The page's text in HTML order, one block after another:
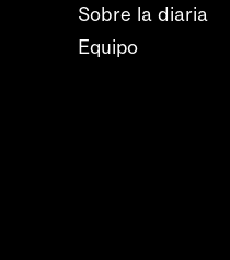
Sobre la diaria
Equipo